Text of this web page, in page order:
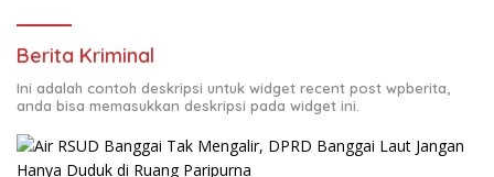
Berita Kriminal
Ini adalah contoh deskripsi untuk widget recent post wpberita,
anda bisa memasukkan deskripsi pada widget ini.